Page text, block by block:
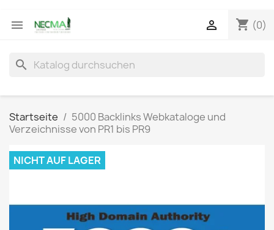
 shopping_cart (0)

search
Startseite
5000 Backlinks Webkataloge und
Verzeichnisse von PR1 bis PR9
NICHT AUF LAGER